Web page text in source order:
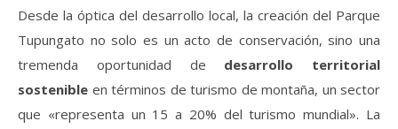
Desde la óptica del desarrollo local, la creación del Parque
Tupungato no solo es un acto de conservación, sino una
tremenda oportunidad de desarrollo territorial
sostenible en términos de turismo de montaña, un sector
que «representa un 15 a 20% del turismo mundial». La